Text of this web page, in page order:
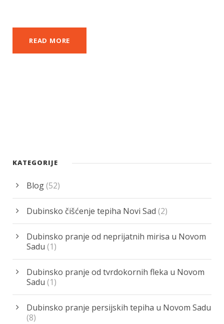
READ MORE
KATEGORIJE
Blog(52)
Dubinsko čišćenje tepiha Novi Sad (2)
Dubinsko pranje od neprijatnih mirisa u Novom
Sadu (1)
Dubinsko pranje od tvrdokornih fleka u Novom
Sadu (1)
Dubinsko pranje persijskih tepiha u Novom Sadu
(8)